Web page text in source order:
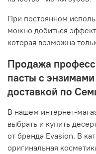
При постоянном
можно добиться
которая возможна
Продажа
пасты с
доставкой по
В нашем интернет-
выбрать и купить
от бренда Evasion. В
оригинальная